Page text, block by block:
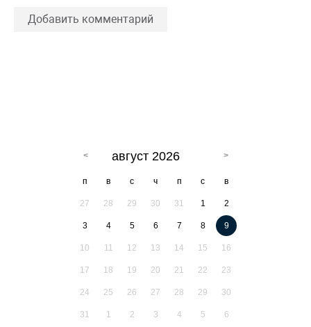
Добавить комментарий
август 2026
п в с ч п с в
27 28 29 30 31 1 2
3 4 5 6 7 8 9
10 11 12 13 14 15 16
17 18 19 20 21 22 23
24 25 26 27 28 29 30
31 1 2 3 4 5 6